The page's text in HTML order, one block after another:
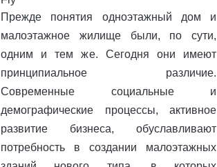
Прежде понятия одноэтажный дом и
малоэтажное жилище были, по сути,
одним и тем же. Сегодня они имеют
принципиальное различие.
Современные социальные и
демографические процессы, активное
развитие бизнеса, обуславливают
потребность в создании малоэтажных